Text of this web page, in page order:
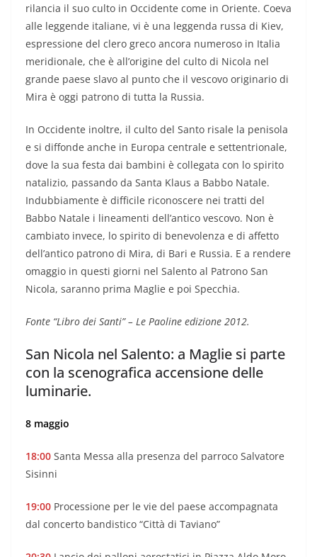
rilancia il suo culto in Occidente come in Oriente. Coeva
alle leggende italiane, vi è una leggenda russa di Kiev,
espressione del clero greco ancora numeroso in Italia
meridionale, che è all’origine del culto di Nicola nel
grande paese slavo al punto che il vescovo originario di
Mira è oggi patrono di tutta la Russia.
In Occidente inoltre, il culto del Santo risale la penisola
e si diffonde anche in Europa centrale e settentrionale,
dove la sua festa dai bambini è collegata con lo spirito
natalizio, passando da Santa Klaus a Babbo Natale.
Indubbiamente è difficile riconoscere nei tratti del
Babbo Natale i lineamenti dell’antico vescovo. Non è
cambiato invece, lo spirito di benevolenza e di affetto
dell’antico patrono di Mira, di Bari e Russia. E a rendere
omaggio in questi giorni nel Salento al Patrono San
Nicola, saranno prima Maglie e poi Specchia.
Fonte “Libro dei Santi” – Le Paoline edizione 2012.
San Nicola nel Salento: a Maglie si parte
con la scenografica accensione delle
luminarie.
8 maggio
18:00 Santa Messa alla presenza del parroco Salvatore
Sisinni
19:00 Processione per le vie del paese accompagnata
dal concerto bandistico “Città di Taviano”